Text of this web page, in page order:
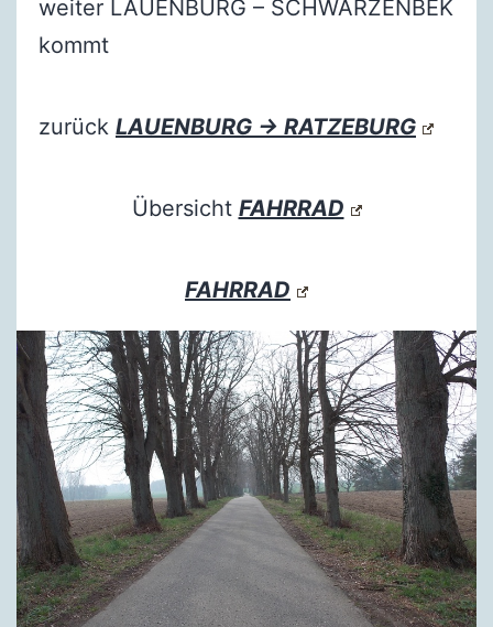
weiter LAUENBURG – SCHWARZENBEK
kommt
zurück LAUENBURG → RATZEBURG
Übersicht FAHRRAD
FAHRRAD